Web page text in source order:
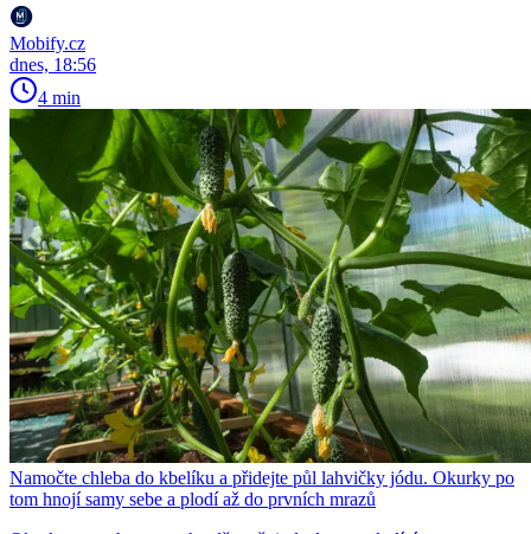
Mobify.cz
dnes, 18:56
4 min
Namočte chleba do kbelíku a přidejte půl lahvičky jódu. Okurky po
tom hnojí samy sebe a plodí až do prvních mrazů